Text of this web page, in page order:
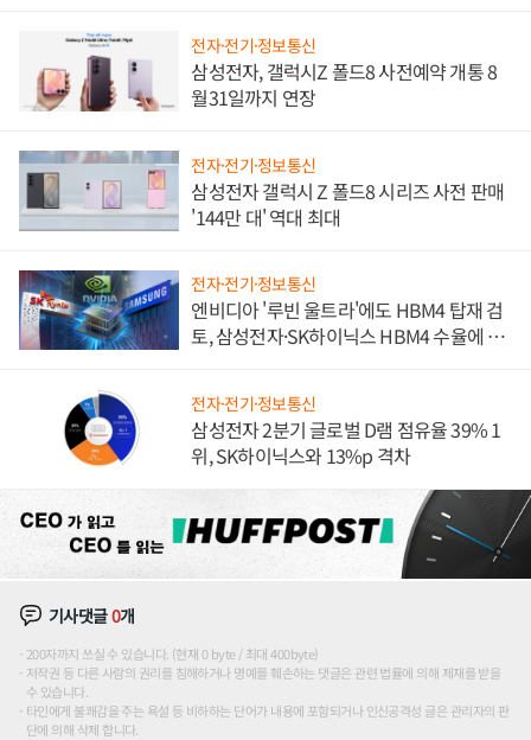
전자·전기·정보통신
삼성전자, 갤럭시Z 폴드8 사전예약 개통 8
월31일까지 연장
전자·전기·정보통신
삼성전자 갤럭시 Z 폴드8 시리즈 사전 판매
'144만 대' 역대 최대
전자·전기·정보통신
엔비디아 '루빈 울트라'에도 HBM4 탑재 검
토, 삼성전자·SK하이닉스 HBM4 수율에 주
전자·전기·정보통신
삼성전자 2분기 글로벌 D램 점유율 39% 1
위, SK하이닉스와 13%p 격차
기사댓글0개
200자까지 쓰실 수 있습니다. (현재 0 byte / 최대 400byte)
저작권 등 다른 사람의 권리를 침해하거나 명예를 훼손하는 댓글은 관련 법률에 의해 제재를 받을
수 있습니다.
타인에게 불쾌감을 주는 욕설 등 비하하는 단어가 내용에 포함되거나 인신공격성 글은 관리자의 판
단에 의해 삭제 합니다.